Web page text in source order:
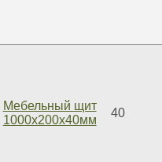
Мебельный щит
1000x200x40мм
40